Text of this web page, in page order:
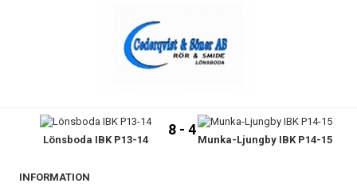
TRUPPEN
BILDGALLERI
Lönsboda IBK P13-14
8 - 4
Munka-Ljungby IBK P14-15
INFORMATION